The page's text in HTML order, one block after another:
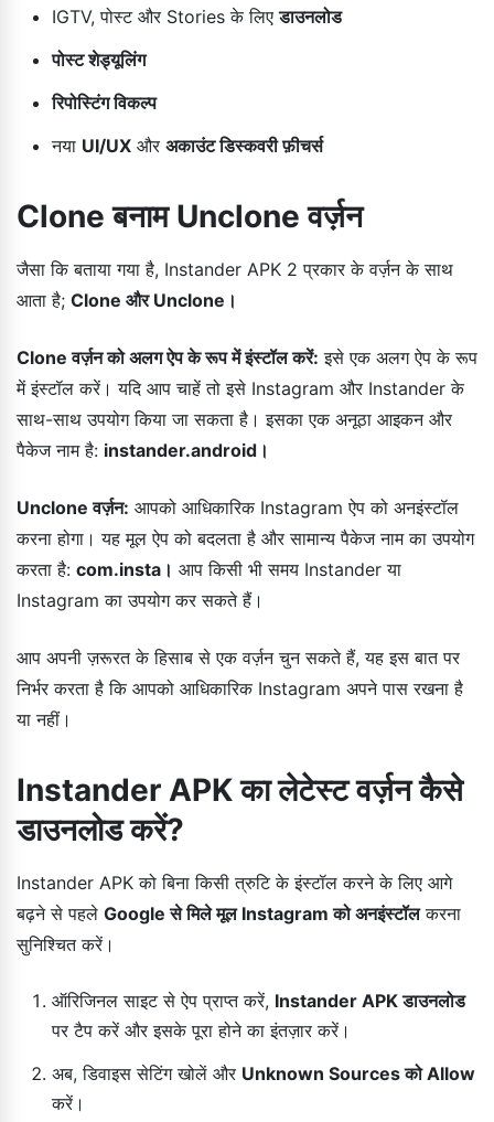
IGTV, पोस्ट और Stories के लिएडाउनलोड
पोस्ट शेड्यूलिंग
रिपोस्टिंग विकल्प
नया UI/UX और अकाउंट डिस्कवरी फ़ीचर्स
Clone बनाम Unclone वर्ज़न
जैसा कि बताया गया है, Instander APK 2 प्रकार के वर्ज़न के साथ
आता है; Clone और Unclone।
Clone वर्ज़न को अलग ऐप के रूप में इंस्टॉल करें: इसे एक अलग ऐप के रूप
में इंस्टॉल करें। यदि आप चाहें तो इसे Instagram और Instander के
साथ-साथ उपयोग किया जा सकता है। इसका एक अनूठा आइकन और
पैकेज नाम है: instander.android।
Unclone वर्ज़न: आपको आधिकारिक Instagram ऐप को अनइंस्टॉल
करना होगा। यह मूल ऐप को बदलता है और सामान्य पैकेज नाम का उपयोग
करता है: com.insta। आप किसी भी समय Instander या
Instagram का उपयोग कर सकते हैं।
आप अपनी ज़रूरत के हिसाब से एक वर्ज़न चुन सकते हैं, यह इस बात पर
निर्भर करता है कि आपको आधिकारिक Instagram अपने पास रखना है
या नहीं।
Instander APK का लेटेस्ट वर्ज़न कैसे
डाउनलोड करें?
Instander APK को बिना किसी त्रुटि के इंस्टॉल करने के लिए आगे
बढ़ने से पहले Google से मिले मूल Instagram को अनइंस्टॉलकरना
सुनिश्चित करें।
ऑरिजिनल साइट से ऐप प्राप्त करें, Instander APK डाउनलोड
पर टैप करें और इसके पूरा होने का इंतज़ार करें।
अब, डिवाइस सेटिंग खोलें और Unknown Sources को Allow
करें।